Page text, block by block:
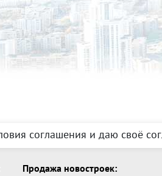
соглашения и даю своё
Продажа новостроек: